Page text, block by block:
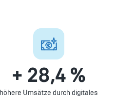
+ 28,4 %
höhere Umsätze durch digitales